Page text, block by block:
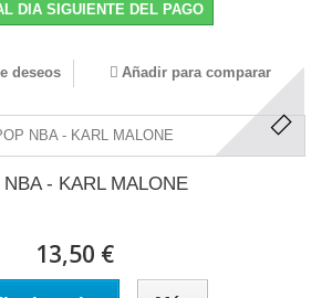
DIA SIGUIENTE DEL PAGO
deseos Añadir para comparar
NBA - KARL MALONE
13,50 €